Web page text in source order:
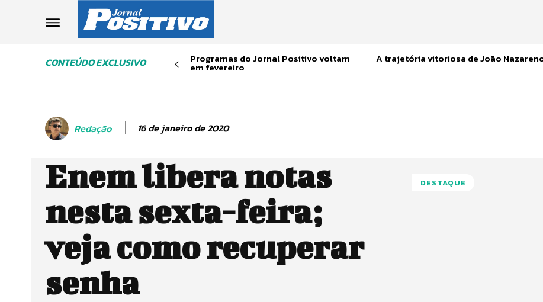
CONTEÚDO EXCLUSIVO Programas do Jornal Positivo voltam
em fevereiro
A trajetória vitoriosa de João
Redação 16 de janeiro de 2020
Enem libera notas
nesta sexta-feira;
veja como recuperar
senha
DESTAQUE